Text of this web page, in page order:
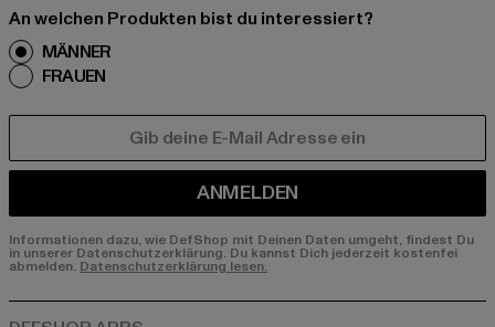
An welchen Produkten bist du interessiert?
MÄNNER
FRAUEN
ANMELDEN
Informationen dazu, wie DefShop mit Deinen Daten umgeht, findest Du
in unserer Datenschutzerklärung. Du kannst Dich jederzeit kostenfei
abmelden. Datenschutzerklärung lesen.